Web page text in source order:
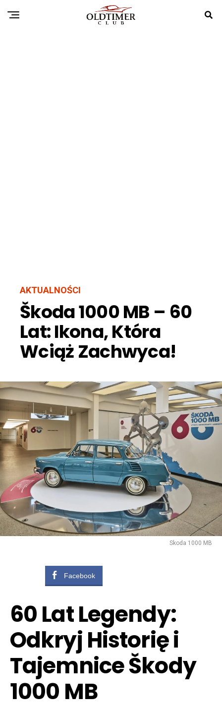
AKTUALNOŚCI
Škoda 1000 MB – 60
Lat: Ikona, Która
Wciąż Zachwyca!
Skoda 1000 MB
Facebook
60 Lat Legendy:
Odkryj Historię i
Tajemnice Škody
1000 MB